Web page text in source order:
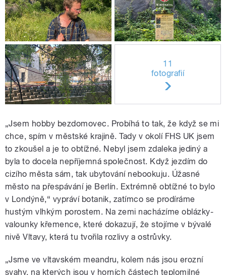
11
fotografií
„Jsem hobby bezdomovec. Probíhá to tak, že když se mi
chce, spím v městské krajině. Tady v okolí FHS UK jsem
to zkoušel a je to obtížné. Nebyl jsem zdaleka jediný a
byla to docela nepříjemná společnost. Když jezdím do
cizího města sám, tak ubytování nebookuju. Úžasné
město na přespávání je Berlín. Extrémně obtížné to bylo
v Londýně,“ vypráví botanik, zatímco se prodíráme
hustým vlhkým porostem. Na zemi nacházíme oblázky-
valounky křemence, které dokazují, že stojíme v bývalé
nivě Vltavy, která tu tvořila rozlivy a ostrůvky.
„Jsme ve vltavském meandru, kolem nás jsou erozní
svahy, na kterých jsou v horních částech teplomilné